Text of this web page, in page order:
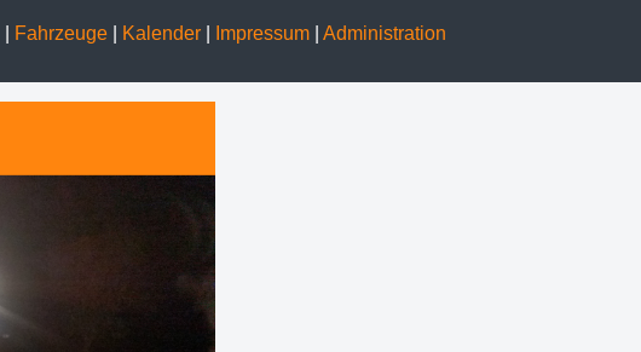
Fahrzeuge Kalender| Impressum| Administration